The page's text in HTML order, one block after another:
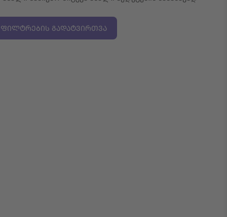
ᲤᲘᲚᲢᲠᲔᲑᲘᲡ ᲒᲐᲓᲐᲢᲕᲘᲠᲗᲕᲐ